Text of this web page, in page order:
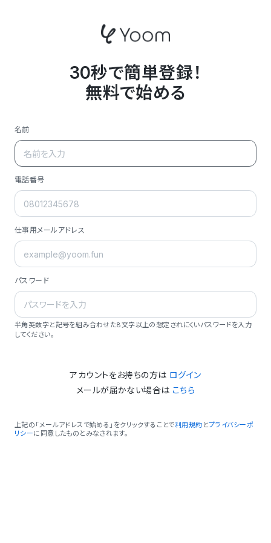
30秒で簡単登録！
無料で始める
名前
電話番号
仕事用メールアドレス
パスワード
半角英数字と記号を組み合わせた8文字以上の想定されにくいパスワードを入力
してください。
アカウントをお持ちの方は ログイン
メールが届かない場合は こちら
上記の「メールアドレスで始める」をクリックすることで利用規約 とプライバシーポ
リシーに同意したものとみなされます。